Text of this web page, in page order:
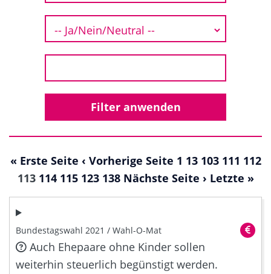
« Erste Seite ‹ Vorherige Seite 1 13 103 111 112
113 114 115 123 138 Nächste Seite › Letzte »
Bundestagswahl 2021 / Wahl-O-Mat
Auch Ehepaare ohne Kinder sollen
weiterhin steuerlich begünstigt werden.